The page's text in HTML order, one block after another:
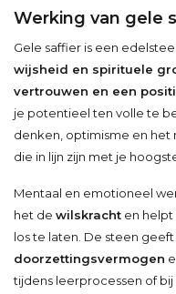
Werking van gele
Gele saffier is een
wijsheid en spirituele
vertrouwen en een
je potentieel ten volle te
denken, optimisme en het
die in lijn zijn met je
Mentaal en emotioneel
het de wilskracht en
los te laten. De steen
doorzettingsvermogen
tijdens leerprocessen of